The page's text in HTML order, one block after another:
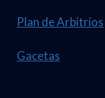
Plan de Arbitrios
Gacetas